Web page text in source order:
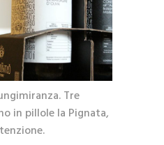
Tre
in pillole la Pignata,